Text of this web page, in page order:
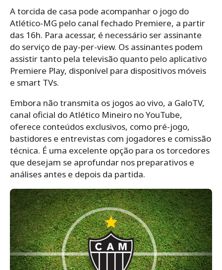
A torcida de casa pode acompanhar o jogo do
Atlético-MG pelo canal fechado Premiere, a partir
das 16h. Para acessar, é necessário ser assinante
do serviço de pay-per-view. Os assinantes podem
assistir tanto pela televisão quanto pelo aplicativo
Premiere Play, disponível para dispositivos móveis
e smart TVs.
Embora não transmita os jogos ao vivo, a GaloTV,
canal oficial do Atlético Mineiro no YouTube,
oferece conteúdos exclusivos, como pré-jogo,
bastidores e entrevistas com jogadores e comissão
técnica. É uma excelente opção para os torcedores
que desejam se aprofundar nos preparativos e
análises antes e depois da partida.